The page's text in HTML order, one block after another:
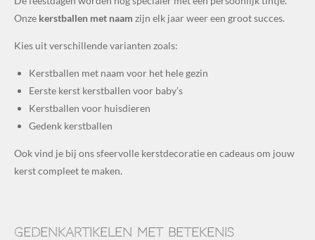
Onze kerstballen met naam zijn elk jaar weer een groot succes.
Kies uit verschillende varianten zoals:
Kerstballen met naam voor het hele gezin
Eerste kerst kerstballen voor baby’s
Kerstballen voor huisdieren
Gedenk kerstballen
Ook vind je bij ons sfeervolle kerstdecoratie en cadeaus om jouw
kerst compleet te maken.
Gedenkartikelen met betekenis